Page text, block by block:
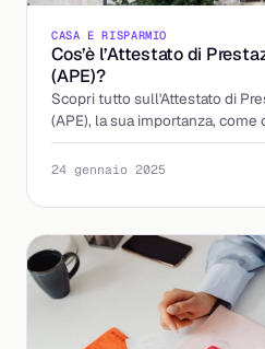
CASA E RISPARMIO
Cos’è l’Attestato di
(APE)?
Scopri tutto sull'Attestato di
(APE), la sua importanza,
associati.
24 gennaio 2025